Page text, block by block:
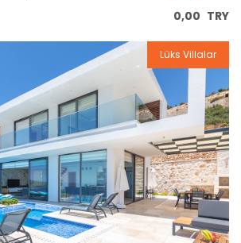
0,00 TRY
Rezervasyon
Lüks Villalar